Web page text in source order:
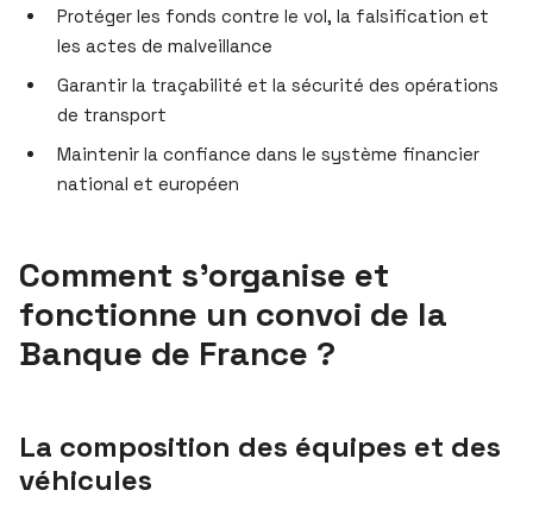
Protéger les fonds contre le vol, la falsification et
les actes de malveillance
Garantir la traçabilité et la sécurité des opérations
de transport
Maintenir la confiance dans le système financier
national et européen
Comment s’organise et
fonctionne un convoi de la
Banque de France ?
La composition des équipes et des
véhicules